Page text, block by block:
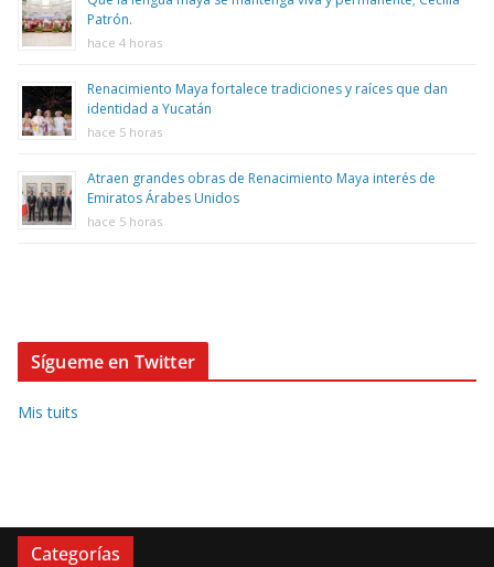
Patrón.
hace 4 horas
Renacimiento Maya fortalece tradiciones y raíces que dan
identidad a Yucatán
hace 5 horas
Atraen grandes obras de Renacimiento Maya interés de
Emiratos Árabes Unidos
hace 5 horas
Sígueme en Twitter
Mis tuits
Categorías